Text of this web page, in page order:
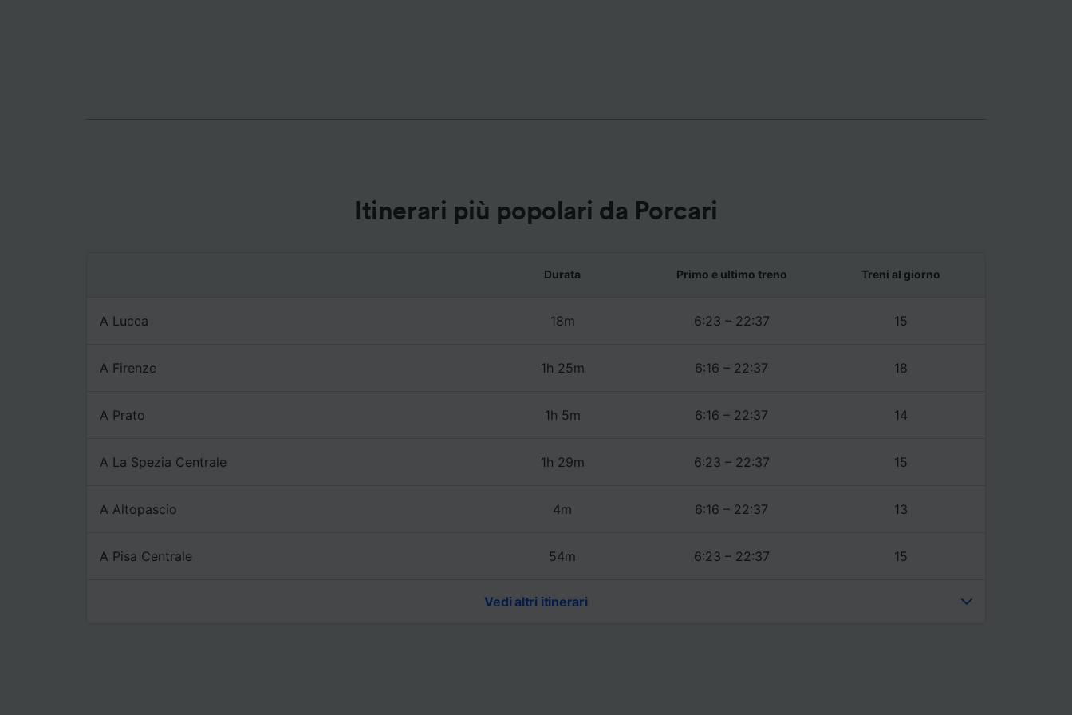
Itinerari più popolari da Porcari
Durata Primo e ultimo treno Treni al giorno
A Lucca 18m 6:23 – 22:37 15
A Firenze 1h 25m 6:16 – 22:37 18
A Prato 1h 5m 6:16 – 22:37 14
A La Spezia Centrale 1h 29m 6:23 – 22:37 15
A Altopascio 4m 6:16 – 22:37 13
A Pisa Centrale 54m 6:23 – 22:37 15
Vedi altri itinerari